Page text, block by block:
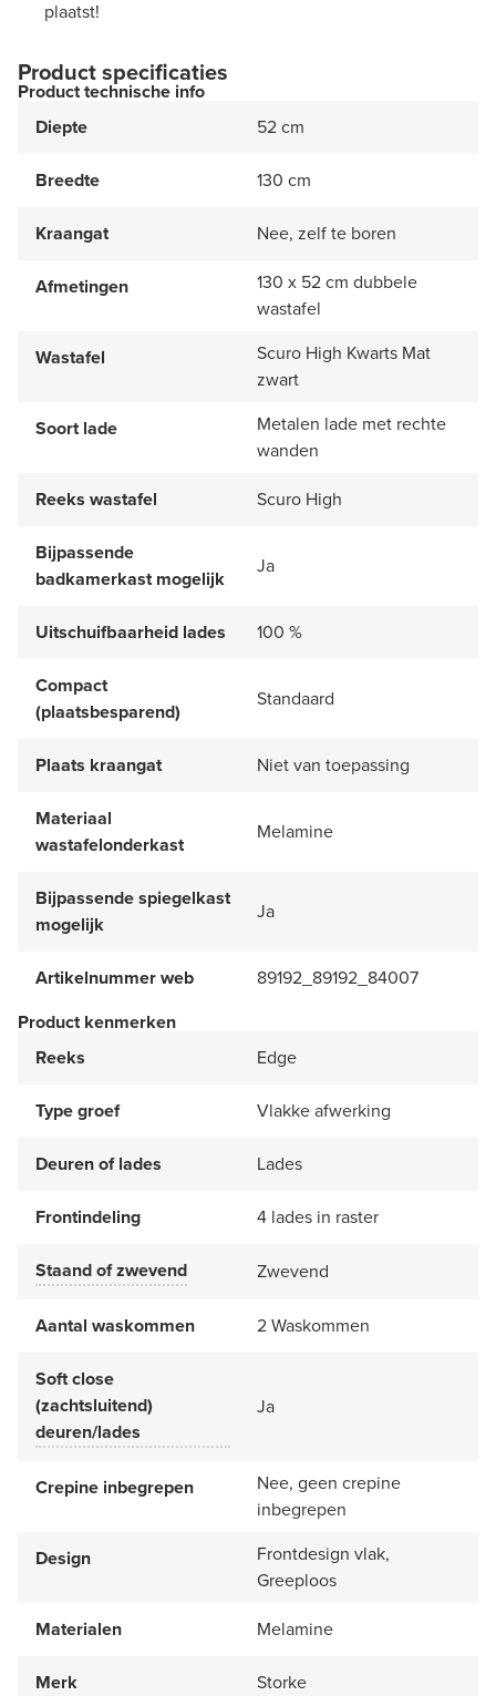
plaatst!
Product specificaties
Product technische info
Diepte
52 cm
Breedte 130 cm
Kraangat Nee, zelf te boren
Afmetingen
130 x 52 cm dubbele
wastafel
Wastafel
Scuro High Kwarts Mat
zwart
Soort lade
Metalen lade met rechte
wanden
Reeks wastafel
Scuro High
Bijpassende
badkamerkast mogelijk
Ja
Uitschuifbaarheid lades 100 %
Compact
(plaatsbesparend)
Standaard
Plaats kraangat Niet van toepassing
Materiaal
wastafelonderkast
Melamine
Bijpassende spiegelkast
mogelijk
Ja
Artikelnummer web
89192_89192_84007
Product kenmerken
Reeks
Edge
Type groef Vlakke afwerking
Deuren of lades Lades
Frontindeling 4 lades in raster
Staand of zwevend Zwevend
Aantal waskommen 2 Waskommen
Soft close
(zachtsluitend)
deuren/lades
Ja
Crepine inbegrepen
Nee, geen crepine
inbegrepen
Design
Frontdesign vlak,
Greeploos
Materialen
Melamine
Merk Storke